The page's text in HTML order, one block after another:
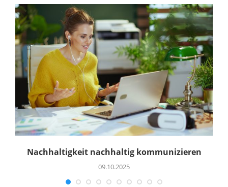
Nachhaltigkeit nachhaltig kommunizieren
09.10.2025